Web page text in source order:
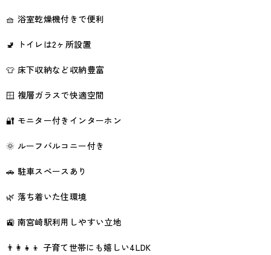
🧺 浴室乾燥機付きで便利
🚽 トイレは2ヶ所設置
👕 床下収納など収納豊富
🪟 複層ガラスで快適空間
🔐 モニター付きインターホン
🌞 ルーフバルコニー付き
🚗 駐車スペースあり
🌿 落ち着いた住環境
🚉 南宮崎駅利用しやすい立地
👨‍👩‍👧‍👦 子育て世帯にも嬉しい4LDK